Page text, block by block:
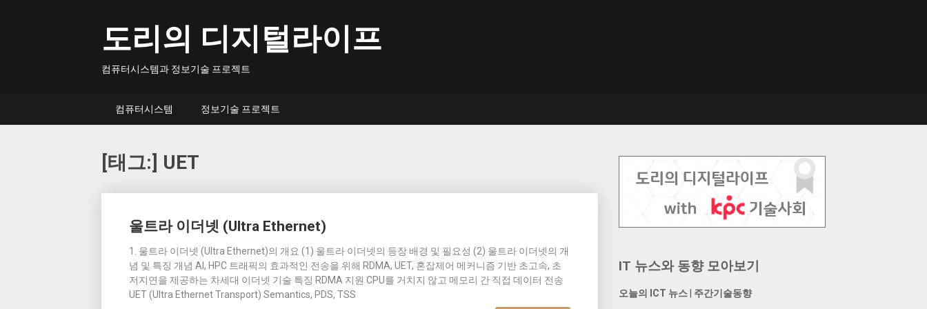
도리의 디지털라이프
컴퓨터시스템과 정보기술 프로젝트
컴퓨터시스템 정보기술 프로젝트
[태그:] UET
울트라 이더넷 (Ultra Ethernet)
1. 울트라 이더넷 (Ultra Ethernet)의 개요 (1) 울트라 이더넷의 등장 배경 및 필요성 (2) 울트라 이더넷의 개
념 및 특징 개념 AI, HPC 트래픽의 효과적인 전송을 위해 RDMA, UET, 혼잡제어 메커니즘 기반 초고속, 초
저지연을 제공하는 차세대 이더넷 기술 특징 RDMA 지원 CPU를 거치지 않고 메모리 간 직접 데이터 전송
UET (Ultra Ethernet Transport) Semantics, PDS, TSS
navigation
IT 뉴스와 동향 모아보기
오늘의 ICT 뉴스 주간기술동향